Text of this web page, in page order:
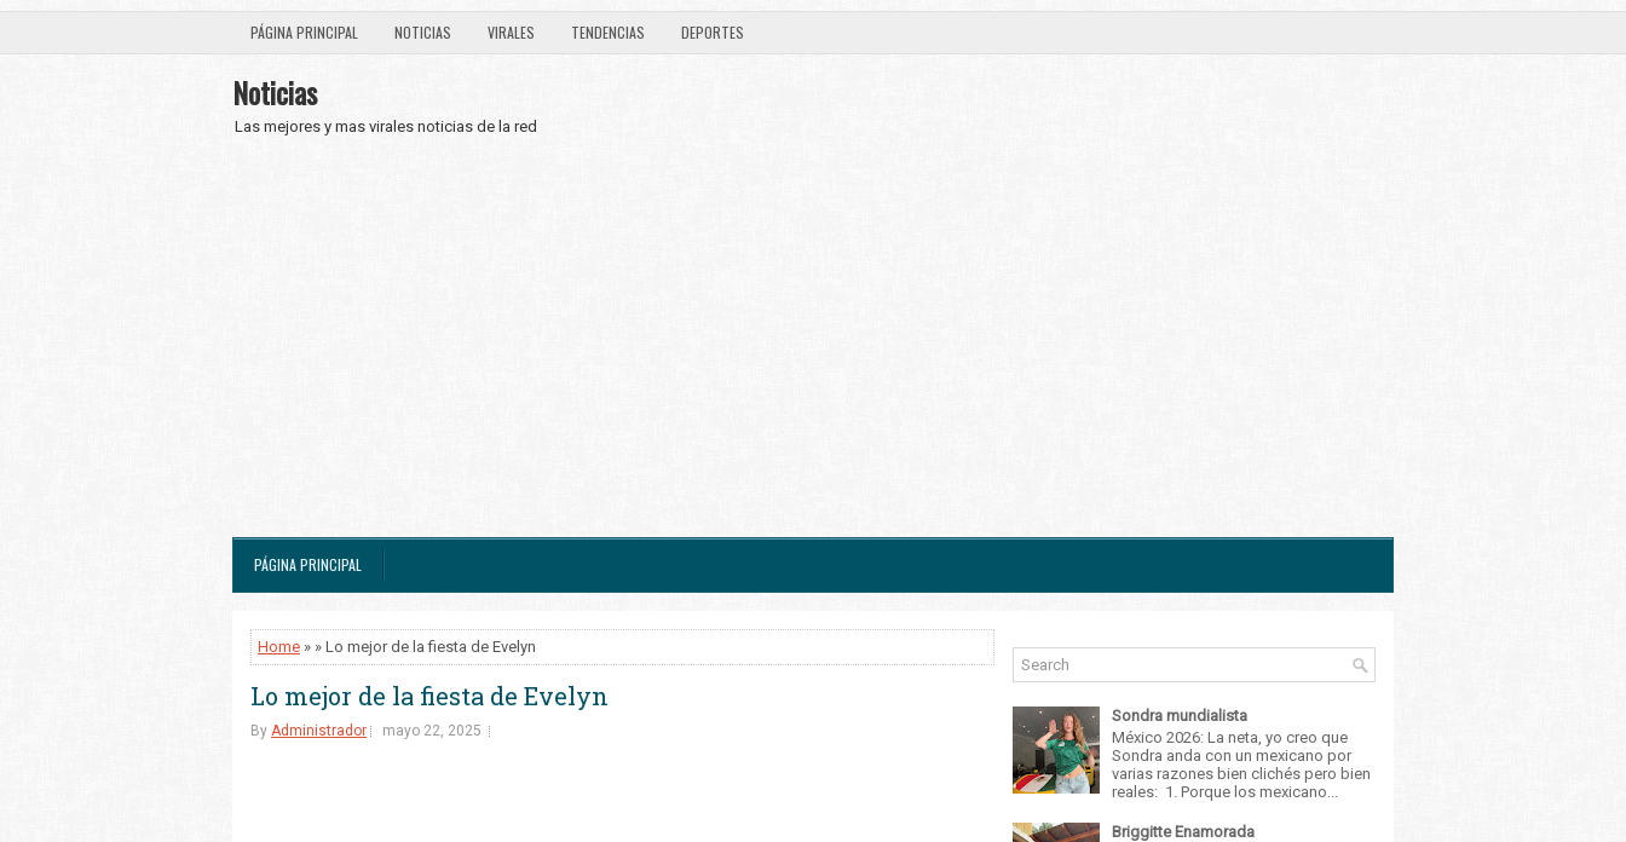
PÁGINA PRINCIPAL NOTICIAS VIRALES TENDENCIAS DEPORTES
Noticias
Las mejores y mas virales noticias de la red
PÁGINA PRINCIPAL
Home » » Lo mejor de la fiesta de Evelyn
Lo mejor de la fiesta de Evelyn
By Administrador mayo 22, 2025
Sondra mundialista
México 2026: La neta, yo creo que
Sondra anda con un mexicano por
varias razones bien clichés pero bien
reales: 1. Porque los mexicano...
Briggitte Enamorada